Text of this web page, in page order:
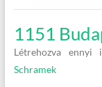
1151
Létrehozva ennyi
Schramek